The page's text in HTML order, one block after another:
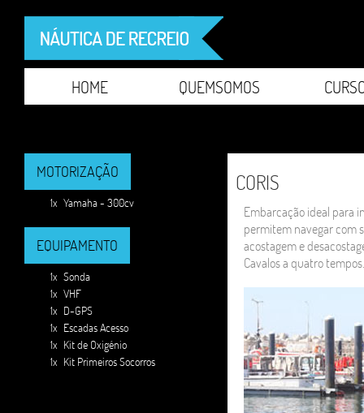
HOME QUEMSOMOS
MOTORIZAÇÃO
1x Yamaha - 300cv
EQUIPAMENTO
1x Sonda
1x VHF
1x D-GPS
1x Escadas Acesso
1x Kit de Oxigénio
1x Kit Primeiros Socorros
CORIS
Embarcação ideal para
permitem navegar com
acostagem e
Cavalos a quatro tempos.